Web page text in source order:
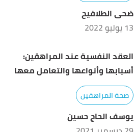
ضحى الطلافيح
13 يوليو 2022
العقد النفسية عند المراهقين:
أسبابها وأنواعها والتعامل معها
صحة المراهقين
يوسف الحاج حسين